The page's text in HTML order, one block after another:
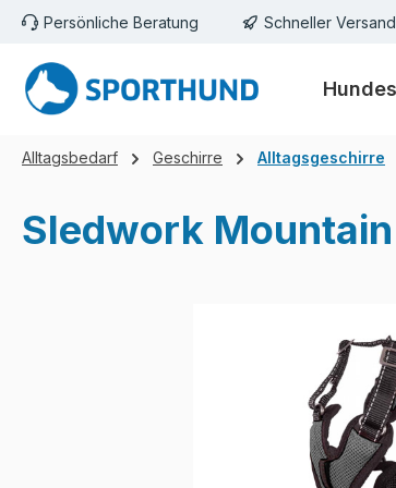
Hauptinhalt springen
Zur Suche springen
Zur Hauptnavigation springen
Persönliche Beratung Schneller Versand
Alltagsbedarf Geschirre Alltagsgeschirre
Sledwork